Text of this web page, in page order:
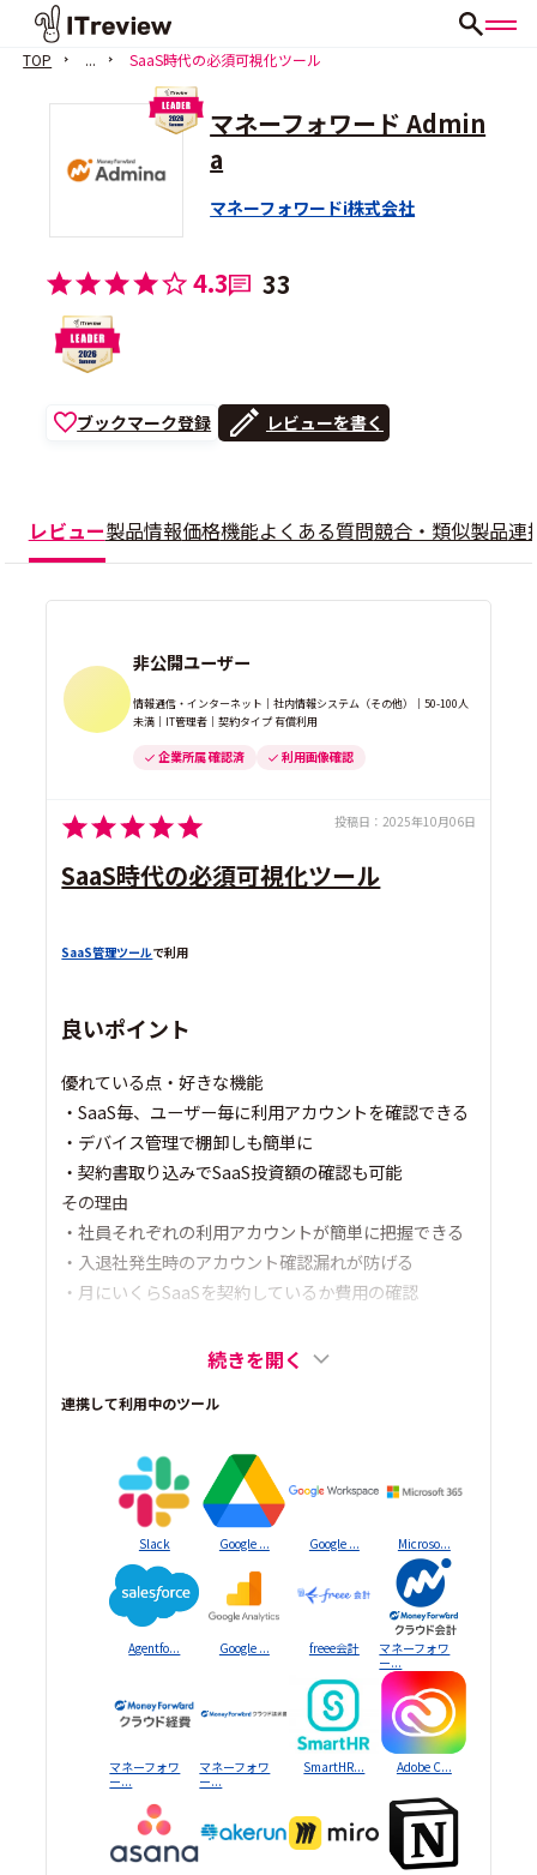
TOP ... SaaS時代の必須可視化ツール
マネーフォワード Admin
a
マネーフォワードi株式会社
4.3 33
ブックマーク登録 レビューを書く
レビュー製品情報価格機能よくある質問競合・類似製品連
非公開ユーザー
情報通信・インターネット｜社内情報システム（その他）｜50-100人
未満｜IT管理者｜契約タイプ 有償利用
企業所属 確認済 利用画像確認
投稿日： 2025年10月06日
SaaS時代の必須可視化ツール
SaaS管理ツールで利用
良いポイント
優れている点・好きな機能
・SaaS毎、ユーザー毎に利用アカウントを確認できる
・デバイス管理で棚卸しも簡単に
・契約書取り込みでSaaS投資額の確認も可能
その理由
・社員それぞれの利用アカウントが簡単に把握できる
・入退社発生時のアカウント確認漏れが防げる
・月にいくらSaaSを契約しているか費用の確認
続きを開く
連携して利用中のツール
Slack Google ... Google ... Microso...
Agentfo... Google ... freee会計
マネーフォワ
ー...
マネーフォワ
ー...
マネーフォワ
ー...
SmartHR... Adobe C...